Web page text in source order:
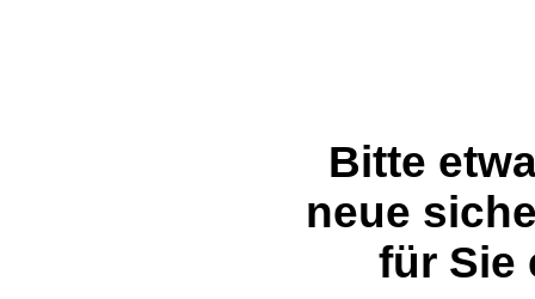
Bitte
neue
für Sie